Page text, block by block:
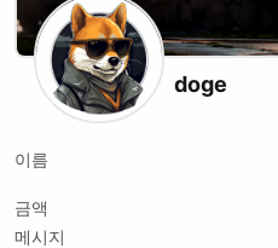
doge
이름
금액
메시지